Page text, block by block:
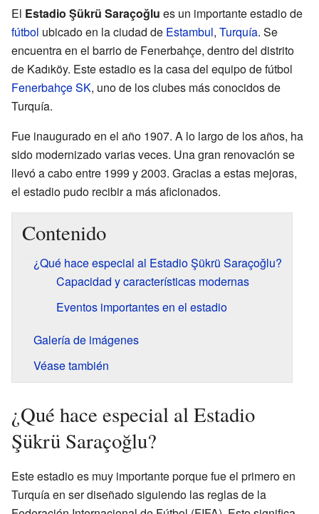
El Estadio Şükrü Saraçoğlu es un importante estadio de
fútbol ubicado en la ciudad de Estambul, Turquía. Se
encuentra en el barrio de Fenerbahçe, dentro del distrito
de Kadıköy. Este estadio es la casa del equipo de fútbol
Fenerbahçe SK, uno de los clubes más conocidos de
Turquía.
Fue inaugurado en el año 1907. A lo largo de los años, ha
sido modernizado varias veces. Una gran renovación se
llevó a cabo entre 1999 y 2003. Gracias a estas mejoras,
el estadio pudo recibir a más aficionados.
Contenido
¿Qué hace especial al Estadio Şükrü Saraçoğlu?
Capacidad y características modernas
Eventos importantes en el estadio
Galería de imágenes
Véase también
¿Qué hace especial al Estadio
Şükrü Saraçoğlu?
Este estadio es muy importante porque fue el primero en
Turquía en ser diseñado siguiendo las reglas de la